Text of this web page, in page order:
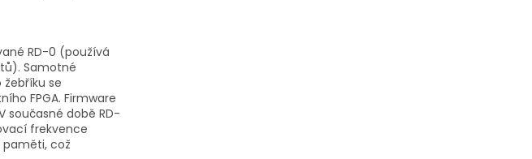
RD-0 (používá
Samotné
se
FPGA. Firmware
současné době RD-
frekvence
což